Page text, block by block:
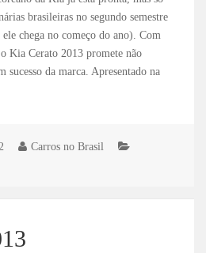
brasileiras no segundo semestre
chega no começo do ano). Com
Kia Cerato 2013 promete não
sucesso da marca. Apresentado na
Carros no Brasil